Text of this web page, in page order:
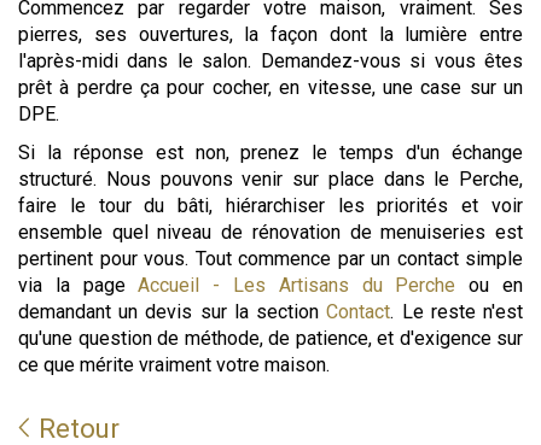
Commencez par regarder votre maison, vraiment. Ses
pierres, ses ouvertures, la façon dont la lumière entre
l'après-midi dans le salon. Demandez-vous si vous êtes
prêt à perdre ça pour cocher, en vitesse, une case sur un
DPE.
Si la réponse est non, prenez le temps d'un échange
structuré. Nous pouvons venir sur place dans le Perche,
faire le tour du bâti, hiérarchiser les priorités et voir
ensemble quel niveau de rénovation de menuiseries est
pertinent pour vous. Tout commence par un contact simple
via la pageAccueil - Les Artisans du Perche ou en
demandant un devis sur la sectionContact. Le reste n'est
qu'une question de méthode, de patience, et d'exigence sur
ce que mérite vraiment votre maison.
Retour